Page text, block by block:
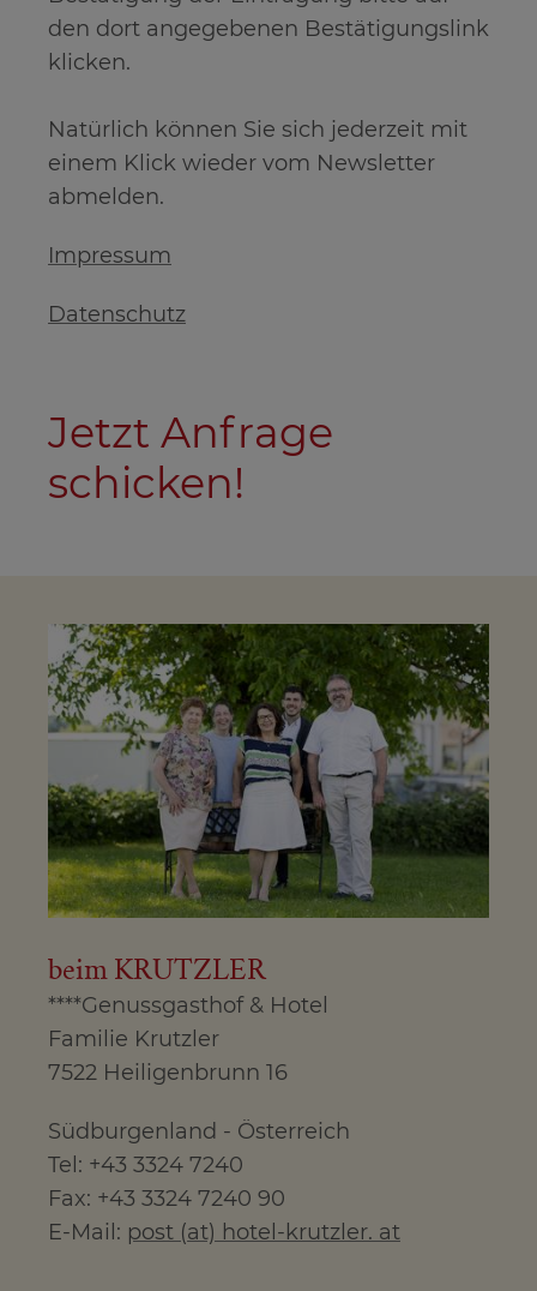
den dort angegebenen Bestätigungslink
klicken.
Natürlich können Sie sich jederzeit mit
einem Klick wieder vom Newsletter
abmelden.
Impressum
Datenschutz
Jetzt Anfrage
schicken!
beim KRUTZLER
****Genussgasthof & Hotel
Familie Krutzler
7522 Heiligenbrunn 16
Südburgenland - Österreich
Tel: +43 3324 7240
Fax: +43 3324 7240 90
E-Mail: post (at) hotel-krutzler. at